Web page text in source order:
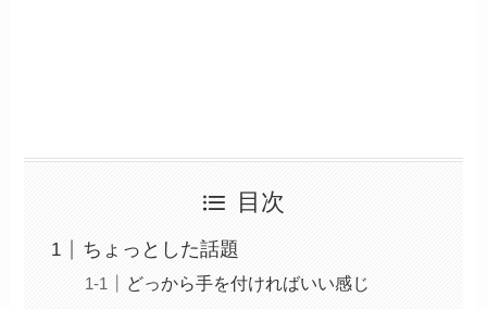
目次
ちょっとした話題
どっから手を付ければいい感じ